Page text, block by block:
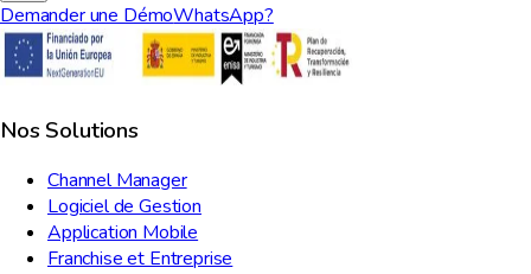
Demander une DémoWhatsApp?
Nos Solutions
Channel Manager
Logiciel de Gestion
Application Mobile
Franchise et Entreprise